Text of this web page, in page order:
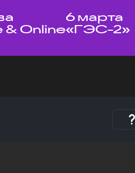
& Online
6 марта
«ГЭС-2»